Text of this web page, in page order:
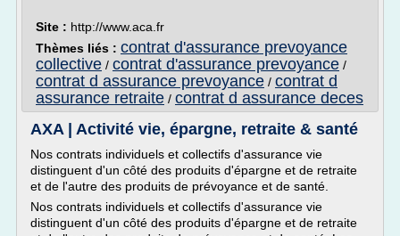
Site : http://www.aca.fr
Thèmes liés : contrat d'assurance prevoyance
collective / contrat d'assurance prevoyance /
contrat d assurance prevoyance / contrat d
assurance retraite / contrat d assurance deces
AXA | Activité vie, épargne, retraite & santé
Nos contrats individuels et collectifs d'assurance vie
distinguent d'un côté des produits d'épargne et de retraite
et de l'autre des produits de prévoyance et de santé.
Nos contrats individuels et collectifs d'assurance vie
distinguent d'un côté des produits d'épargne et de retraite